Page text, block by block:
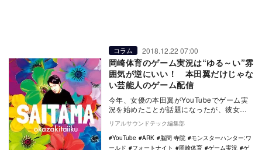
コラム 2018.12.22 07:00
岡崎体育のゲーム実況は“ゆる～い”雰
囲気が逆にいい！ 本田翼だけじゃな
い芸能人のゲーム配信
今年、女優の本田翼がYouTubeでゲーム実
況を始めたことが話題になったが、彼女以
外にも意外な（？）ミュージシャンがゲー
ム配信を…
リアルサウンドテック編集部
YouTube
ARK 脳間 寺院
モンスターハンター:ワ
ールド
フォートナイト 岡崎体育 ゲーム実況
ゲ